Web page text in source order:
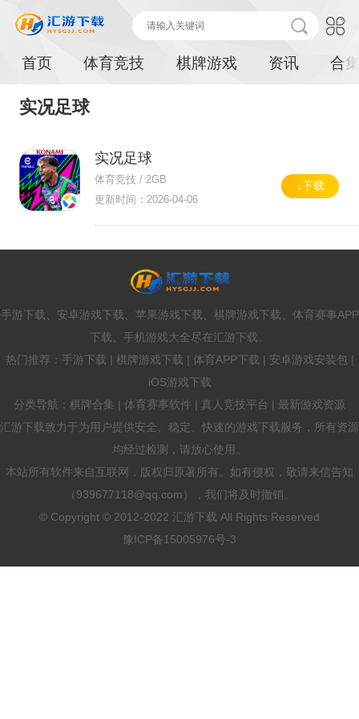
首页 体育竞技 棋牌游戏 资讯 合
实况足球
实况足球
体育竞技 / 2GB
更新时间：2026-04-06
↓下载
手游下载、安卓游戏下载、苹果游戏下载、棋牌游戏下载、体育赛事APP
下载、手机游戏大全尽在汇游下载。
热门推荐：手游下载 | 棋牌游戏下载 | 体育APP下载 | 安卓游戏安装包 |
iOS游戏下载
分类导航：棋牌合集 | 体育赛事软件 | 真人竞技平台 | 最新游戏资源
汇游下载致力于为用户提供安全、稳定、快速的游戏下载服务，所有资源
均经过检测，请放心使用。
本站所有软件来自互联网，版权归原著所有。如有侵权，敬请来信告知
（939677118@qq.com），我们将及时撤销。
© Copyright © 2012-2022 汇游下载 All Rights Reserved
豫ICP备15005976号-3